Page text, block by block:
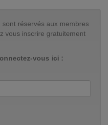
sont réservés aux membres
vous inscrire gratuitement
vous ici :